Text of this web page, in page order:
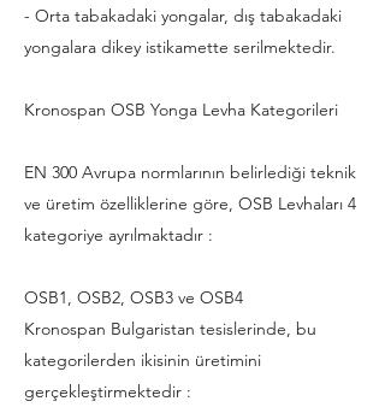
- Orta tabakadaki yongalar, dış tabakadaki
yongalara dikey istikamette serilmektedir.
Kronospan OSB Yonga Levha Kategorileri
EN 300 Avrupa normlarının belirlediği teknik
ve üretim özelliklerine göre, OSB Levhaları 4
kategoriye ayrılmaktadır :
OSB1, OSB2, OSB3 ve OSB4
Kronospan Bulgaristan tesislerinde, bu
kategorilerden ikisinin üretimini
gerçekleştirmektedir :